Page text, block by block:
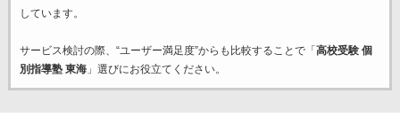
しています。
サービス検討の際、“ユーザー満足度”からも比較することで「 高校受験 個
別指導塾 東海」選びにお役立てください。